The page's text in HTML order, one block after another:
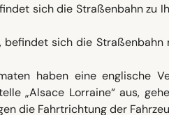
sich die Straßenbahn zu
befindet sich die Straßenbahn
haben eine englische
„Alsace Lorraine“ aus,
die Fahrtrichtung der